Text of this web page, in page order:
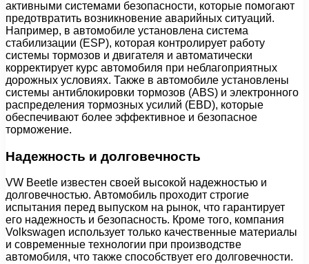
активными системами безопасности, которые помогают
предотвратить возникновение аварийных ситуаций.
Например, в автомобиле установлена система
стабилизации (ESP), которая контролирует работу
системы тормозов и двигателя и автоматически
корректирует курс автомобиля при неблагоприятных
дорожных условиях. Также в автомобиле установлены
системы антиблокировки тормозов (ABS) и электронного
распределения тормозных усилий (EBD), которые
обеспечивают более эффективное и безопасное
торможение.
Надежность и долговечность
VW Beetle известен своей высокой надежностью и
долговечностью. Автомобиль проходит строгие
испытания перед выпуском на рынок, что гарантирует
его надежность и безопасность. Кроме того, компания
Volkswagen использует только качественные материалы
и современные технологии при производстве
автомобиля, что также способствует его долговечности.